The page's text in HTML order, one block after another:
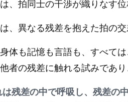
、拍同士の干渉が織りなす位
、異なる残差を抱えた拍の交
体も記憶も言語も、すべて
者の残差に触れる試みであ
残差の中で呼吸し、残差の